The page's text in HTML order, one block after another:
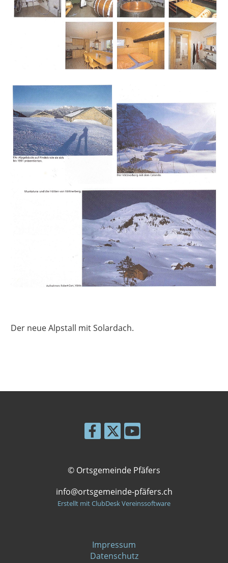
Der neue Alpstall mit Solardach.
© Ortsgemeinde Pfäfers
info@ortsgemeinde-pfäfers.ch
Erstellt mit ClubDesk Vereinssoftware
Impressum
Datenschutz